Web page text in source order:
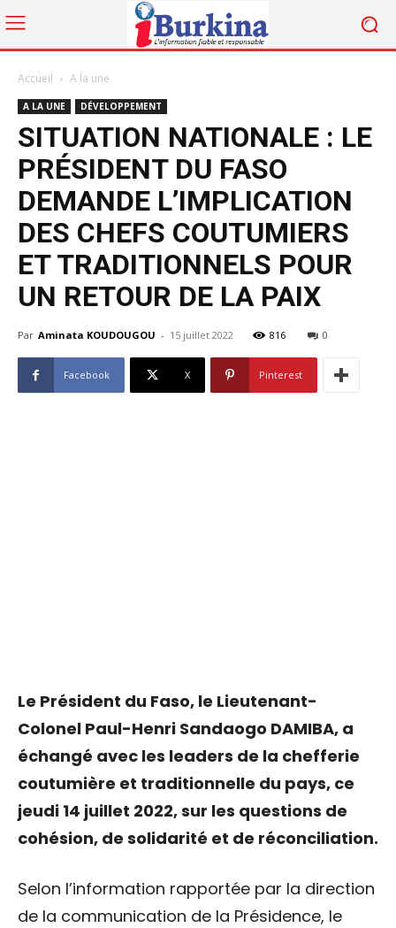
Accueil A la une
A LA UNE DÉVELOPPEMENT
SITUATION NATIONALE : LE
PRÉSIDENT DU FASO
DEMANDE L’IMPLICATION
DES CHEFS COUTUMIERS
ET TRADITIONNELS POUR
UN RETOUR DE LA PAIX
Par Aminata KOUDOUGOU - 15 juillet 2022 816 0
Facebook X Pinterest
Le Président du Faso, le Lieutenant-
Colonel Paul-Henri Sandaogo DAMIBA, a
échangé avec les leaders de la chefferie
coutumière et traditionnelle du pays, ce
jeudi 14 juillet 2022, sur les questions de
cohésion, de solidarité et de réconciliation.
Selon l’information rapportée par la direction
de la communication de la Présidence, le